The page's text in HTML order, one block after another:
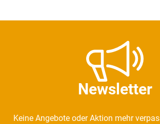
Newsletter
Keine Angebote oder Aktion mehr